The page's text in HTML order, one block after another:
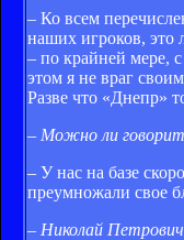
– Ко всем
наших игроков, это
– по крайней мере,
этом я не враг
Разве что «Днепр»
– Можно ли
– У нас на базе
преумножали свое
– Николай